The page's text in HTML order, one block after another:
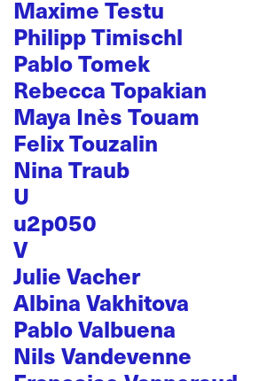
Maxime Testu
Philipp Timischl
Pablo Tomek
Rebecca Topakian
Maya Inès Touam
Felix Touzalin
Nina Traub
U
u2p050
V
Julie Vacher
Albina Vakhitova
Pablo Valbuena
Nils Vandevenne